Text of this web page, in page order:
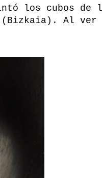
los cubos de
(Bizkaia). Al